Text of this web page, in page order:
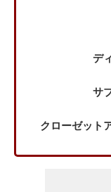
デ
サ
クローゼット